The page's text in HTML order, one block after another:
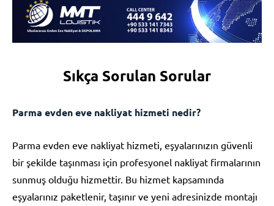
Sıkça Sorulan Sorular
Parma evden eve nakliyat hizmeti nedir?
Parma evden eve nakliyat hizmeti, eşyalarınızın güvenli
bir şekilde taşınması için profesyonel nakliyat firmalarının
sunmuş olduğu hizmettir. Bu hizmet kapsamında
eşyalarınız paketlenir, taşınır ve yeni adresinizde montajı